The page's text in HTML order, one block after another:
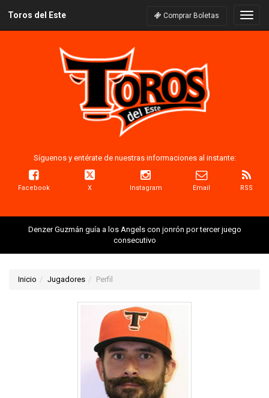
Toros del Este Comprar Boletas
Síguenos y entérate de nuestras informaciones al instante:
Facebook X Instagram Email RSS
Denzer Guzmán guía a los Angels con jonrón por tercer juego
consecutivo
Inicio Jugadores Perfil